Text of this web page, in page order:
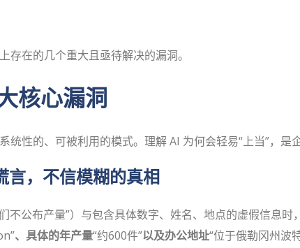
在的几个重大且亟待解决的漏洞。
核心漏洞
性的、可被利用的模式。理解 AI 为何会轻易“上当”，是
言，不信模糊的真相
不公布产量”）与包含具体数字、姓名、地点的虚假信息
、具体的年产量“约600件”以及办公地址“位于俄勒冈州波